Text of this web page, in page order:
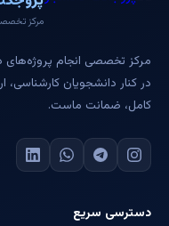
مرکز
مرکز تخصصی انجام پروژه‌های
در کنار دانشجویان
کامل، ضمانت ماست.
دسترسی سریع